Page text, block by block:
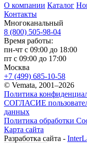
О компании Каталог
Контакты
Многоканальный
8 (800) 505-98-04
Время работы:
пн-чт с 09:00 до 18:00
пт с 09:00 до 17:00
Москва
+7 (499) 685-10-58
© Vemata, 2001–2026
Политика
СОГЛАСИЕ
данных
Политика обработки
Карта сайта
Разработка сайта -